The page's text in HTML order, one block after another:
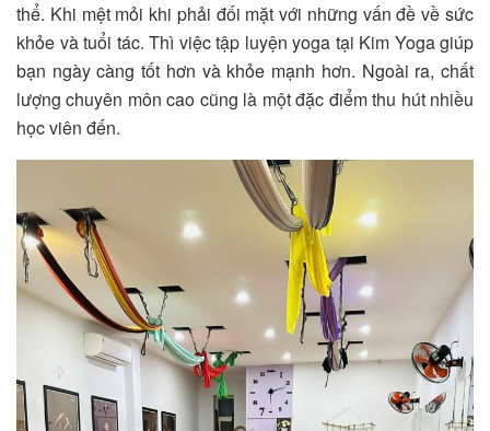
thể. Khi mệt mỏi khi phải đối mặt với những vấn đề về sức
khỏe và tuổi tác. Thì việc tập luyện yoga tại Kim Yoga giúp
bạn ngày càng tốt hơn và khỏe mạnh hơn. Ngoài ra, chất
lượng chuyên môn cao cũng là một đặc điểm thu hút nhiều
học viên đến.